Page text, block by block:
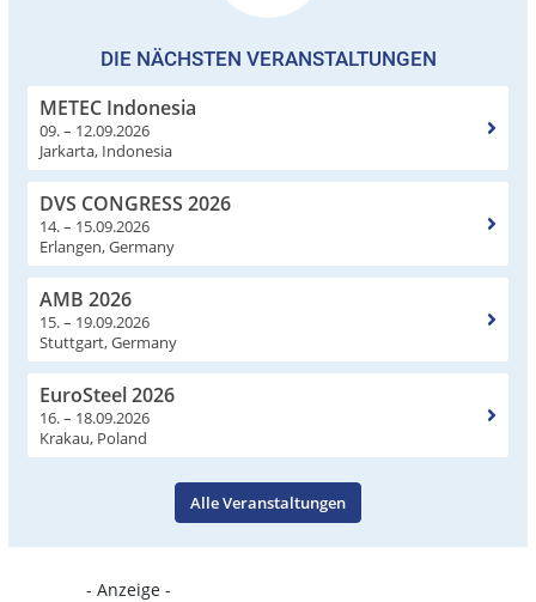
DIE NÄCHSTEN VERANSTALTUNGEN
METEC Indonesia
09. – 12.09.2026
Jarkarta, Indonesia
DVS CONGRESS 2026
14. – 15.09.2026
Erlangen, Germany
AMB 2026
15. – 19.09.2026
Stuttgart, Germany
EuroSteel 2026
16. – 18.09.2026
Krakau, Poland
Alle Veranstaltungen
- Anzeige -